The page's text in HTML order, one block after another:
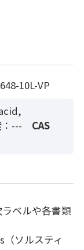
10L-VP
：---
CAS
ベルや各書類
ソルスティ